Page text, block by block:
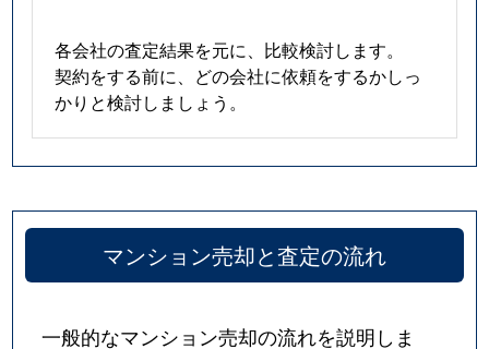
各会社の査定結果を元に、比較検討します。
契約をする前に、どの会社に依頼をするかしっ
かりと検討しましょう。
マンション売却と査定の流れ
一般的なマンション売却の流れを説明しま